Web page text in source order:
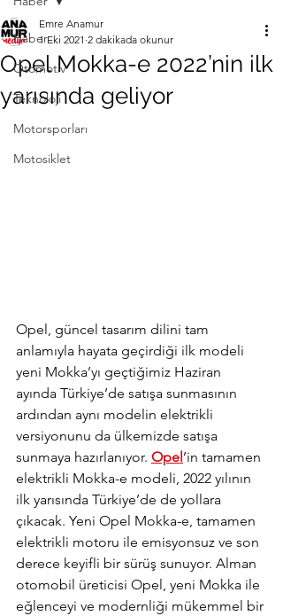
Haber
Otomotiv
Teknoloji
Motorsporları
Motosiklet
Opel Mokka-e 2022’nin ilk
yarısında geliyor
Emre Anamur
1 Eki 2021 2 dakikada okunur
Opel, güncel tasarım dilini tam
anlamıyla hayata geçirdiği ilk modeli
yeni Mokka’yı geçtiğimiz Haziran
ayında Türkiye’de satışa sunmasının
ardından aynı modelin elektrikli
versiyonunu da ülkemizde satışa
sunmaya hazırlanıyor. Opel ’in tamamen
elektrikli Mokka-e modeli, 2022 yılının
ilk yarısında Türkiye’de de yollara
çıkacak. Yeni Opel Mokka-e, tamamen
elektrikli motoru ile emisyonsuz ve son
derece keyifli bir sürüş sunuyor. Alman
otomobil üreticisi Opel, yeni Mokka ile
eğlenceyi ve modernliği mükemmel bir